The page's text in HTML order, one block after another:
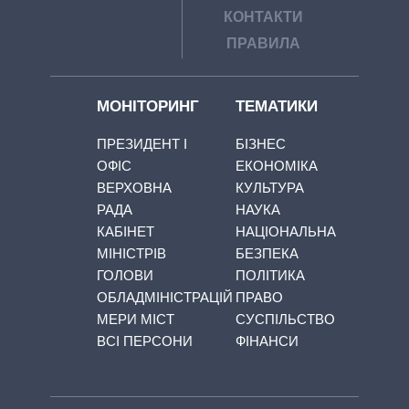
КОНТАКТИ
ПРАВИЛА
МОНІТОРИНГ
ПРЕЗИДЕНТ І
ОФІС
ВЕРХОВНА
РАДА
КАБІНЕТ
МІНІСТРІВ
ГОЛОВИ
ОБЛАДМІНІСТРАЦІЙ
МЕРИ МІСТ
ВСІ ПЕРСОНИ
ТЕМАТИКИ
БІЗНЕС
ЕКОНОМІКА
КУЛЬТУРА
НАУКА
НАЦІОНАЛЬНА
БЕЗПЕКА
ПОЛІТИКА
ПРАВО
СУСПІЛЬСТВО
ФІНАНСИ